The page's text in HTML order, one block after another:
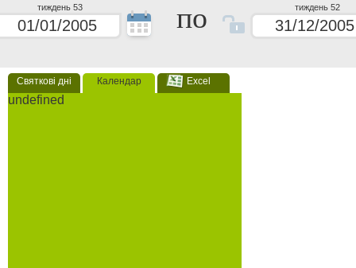
тиждень 53 по тиждень 52
Святкові дні Календар Excel
undefined